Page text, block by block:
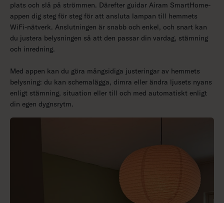
plats och slå på strömmen. Därefter guidar Airam SmartHome-
appen dig steg för steg för att ansluta lampan till hemmets
WiFi-nätverk. Anslutningen är snabb och enkel, och snart kan
du justera belysningen så att den passar din vardag, stämning
och inredning.
Med appen kan du göra mångsidiga justeringar av hemmets
belysning: du kan schemalägga, dimra eller ändra ljusets nyans
enligt stämning, situation eller till och med automatiskt enligt
din egen dygnsrytm.